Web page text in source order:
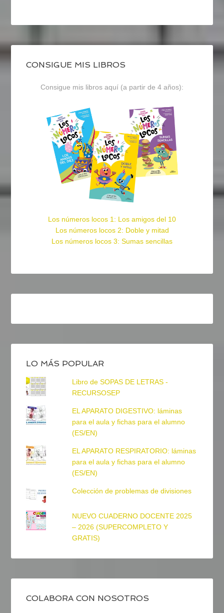
CONSIGUE MIS LIBROS
Consigue mis libros aquí (a partir de 4 años):
Los números locos 1: Los amigos del 10
Los números locos 2: Doble y mitad
Los números locos 3: Sumas sencillas
LO MÁS POPULAR
Libro de SOPAS DE LETRAS -
RECURSOSEP
EL APARATO DIGESTIVO: láminas
para el aula y fichas para el alumno
(ES/EN)
EL APARATO RESPIRATORIO: láminas
para el aula y fichas para el alumno
(ES/EN)
Colección de problemas de divisiones
NUEVO CUADERNO DOCENTE 2025
– 2026 (SUPERCOMPLETO Y
GRATIS)
COLABORA CON NOSOTROS